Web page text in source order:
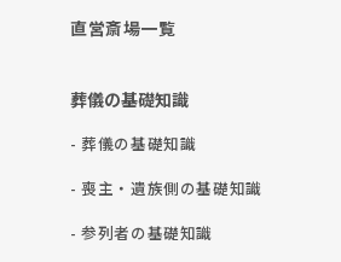
直営斎場一覧
葬儀の基礎知識
- 葬儀の基礎知識
- 喪主・遺族側の基礎知識
- 参列者の基礎知識